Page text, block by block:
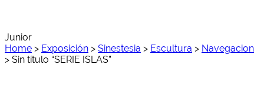
Junior
Home > Exposición > Sinestesia > Escultura > Navegacion
> Sin título “SERIE ISLAS”